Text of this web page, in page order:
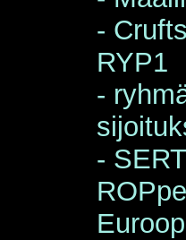
-
RYP1
-
-